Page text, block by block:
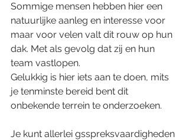
Sommige mensen hebben hier een
natuurlijke aanleg en interesse voor
maar voor velen valt dit rouw op hun
dak. Met als gevolg dat zij en hun
team vastlopen.
Gelukkig is hier iets aan te doen, mits
je tenminste bereid bent dit
onbekende terrein te onderzoeken.
Je kunt allerlei gsspreksvaardigheden